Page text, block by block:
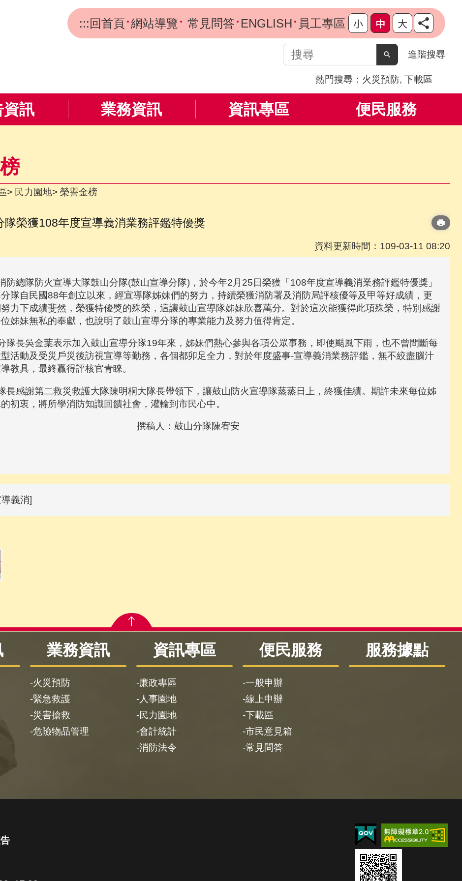
:::回首頁 網站導覽 常見問答 ENGLISH 員工專區
搜
尋
進階搜尋
熱門搜尋： 火災預防 下載區
資訊 業務資訊 資訊專區 便民服務
民力園地 榮譽金榜
隊榮獲108年度宣導義消業務評鑑特優獎
資料更新時間：109-03-11 08:20
總隊防火宣導大隊鼓山分隊(鼓山宣導分隊)，於今年2月25日榮獲「108年度宣導義消業務評鑑特優獎」
隊自民國88年創立以來，經宣導隊姊妹們的努力，持續榮獲消防署及消防局評核優等及甲等好成績，更
力下成績斐然，榮獲特優獎的殊榮，這讓鼓山宣導隊姊妹欣喜萬分。對於這次能獲得此項殊榮，特別感謝
姊妹無私的奉獻，也說明了鼓山宣導分隊的專業能力及努力值得肯定。
長吳金葉表示加入鼓山宣導分隊19年來，姊妹們熱心參與各項公眾事務，即使颳風下雨，也不曾間斷每
活動及受災戶災後訪視宣導等勤務，各個都卯足全力，對於年度盛事-宣導義消業務評鑑，無不絞盡腦汁
教具，最終贏得評核官青睞。
感謝第二救災救護大隊陳明桐大隊長帶領下，讓鼓山防火宣導隊蒸蒸日上，終獲佳績。期許未來每位姊
初衷，將所學消防知識回饋社會，灌輸到市民心中。
撰稿人：鼓山分隊陳宥安
義消]
業務資訊
火災預防
緊急救護
災害搶救
危險物品管理
資訊專區
廉政專區
人事園地
民力園地
會計統計
消防法令
便民服務
一般申辦
線上申辦
下載區
市民意見箱
常見問答
服務據點